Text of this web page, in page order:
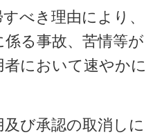
べき理由により、
る事故、苦情等が
において速やかに
及び承認の取消しに